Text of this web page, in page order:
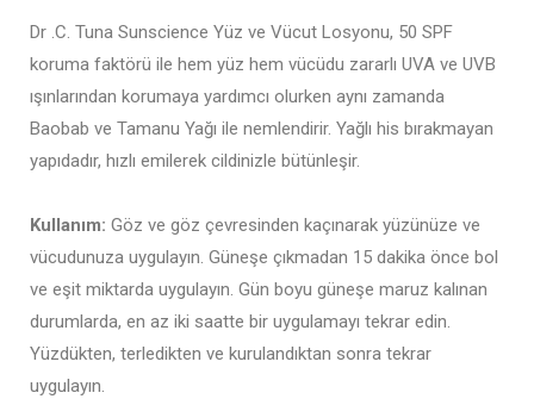
Dr .C. Tuna Sunscience Yüz ve Vücut Losyonu, 50 SPF
koruma faktörü ile hem yüz hem vücüdu zararlı UVA ve UVB
ışınlarından korumaya yardımcı olurken aynı zamanda
Baobab ve Tamanu Yağı ile nemlendirir. Yağlı his bırakmayan
yapıdadır, hızlı emilerek cildinizle bütünleşir.
Kullanım: Göz ve göz çevresinden kaçınarak yüzünüze ve
vücudunuza uygulayın. Güneşe çıkmadan 15 dakika önce bol
ve eşit miktarda uygulayın. Gün boyu güneşe maruz kalınan
durumlarda, en az iki saatte bir uygulamayı tekrar edin.
Yüzdükten, terledikten ve kurulandıktan sonra tekrar
uygulayın.